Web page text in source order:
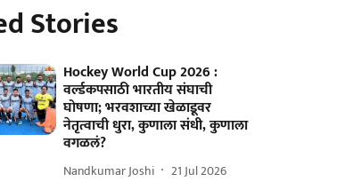
Stories
Hockey World Cup 2026 :
वर्ल्डकपसाठी भारतीय संघाची
घोषणा; भरवशाच्या खेळाडूवर
नेतृत्वाची धुरा, कुणाला संधी, कुणाला
वगळलं?
Nandkumar Joshi 21 Jul 2026